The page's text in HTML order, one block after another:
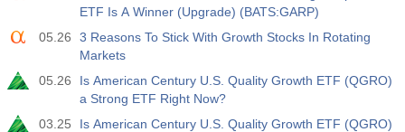
ETF Is A Winner (Upgrade) (BATS:GARP)
05.26
3 Reasons To Stick With Growth Stocks In Rotating
Markets
05.26
Is American Century U.S. Quality Growth ETF (QGRO)
a Strong ETF Right Now?
03.25
Is American Century U.S. Quality Growth ETF (QGRO)